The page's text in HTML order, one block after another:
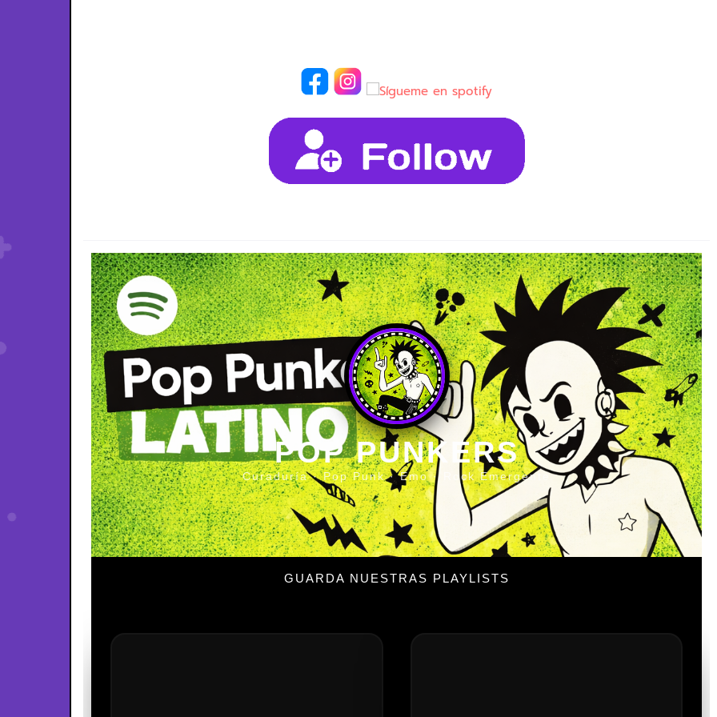
POP PUNKERS
Curaduría · Pop Punk · Emo · Rock Emergente
GUARDA NUESTRAS PLAYLISTS